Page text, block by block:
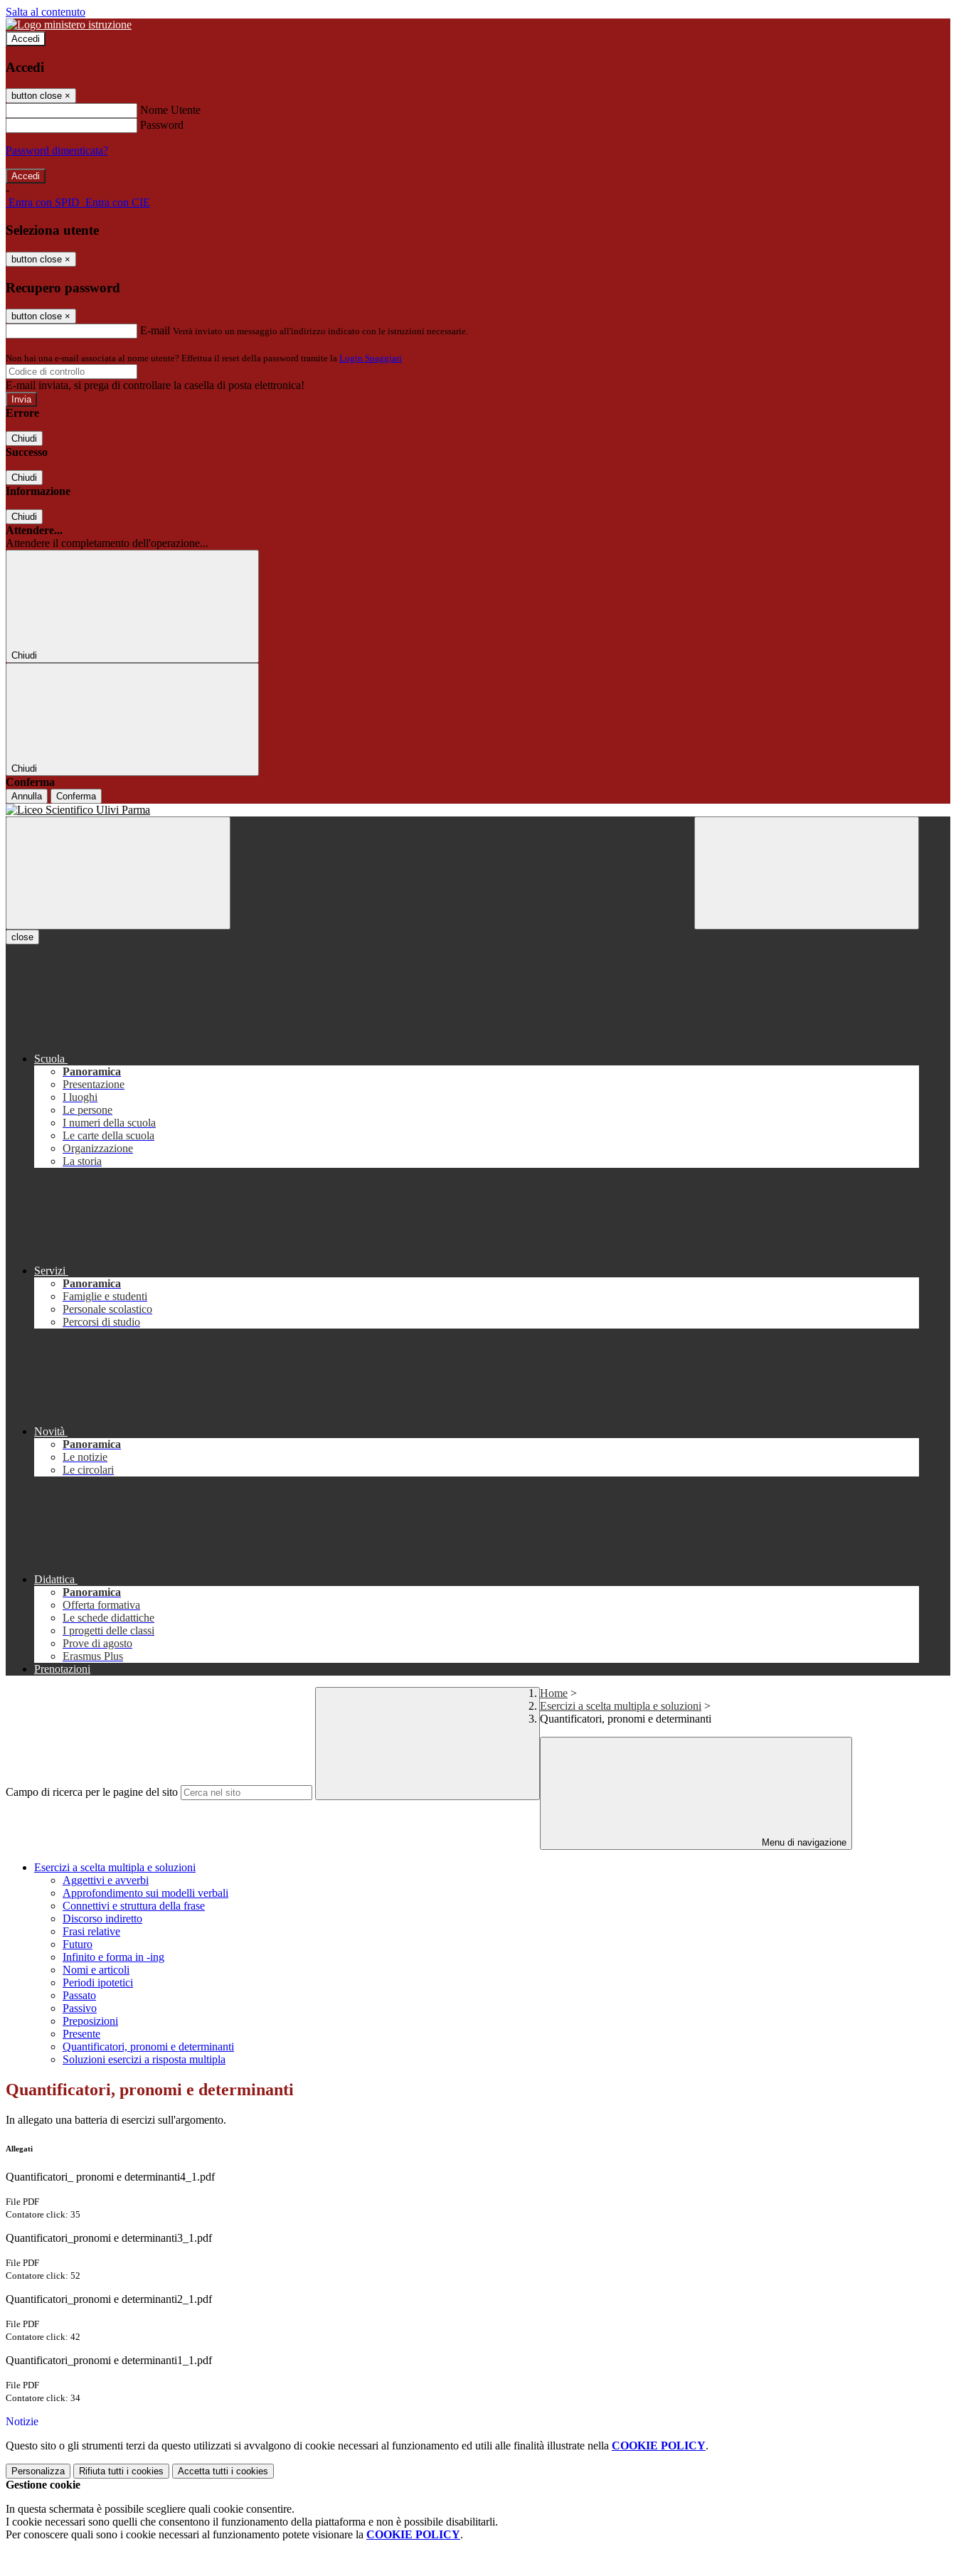
Salta al contenuto
Accedi
Accedi
button close ×
Nome Utente
Password
Password dimenticata?
-
Entra con SPID Entra con CIE
Seleziona utente
button close ×
Recupero password
button close ×
E-mail Verrà inviato un messaggio all'indirizzo indicato con le istruzioni necessarie.
Non hai una e-mail associata al nome utente? Effettua il reset della password tramite la Login Spaggiari
E-mail inviata, si prega di controllare la casella di posta elettronica!
Errore
Chiudi
Successo
Chiudi
Informazione
Chiudi
Attendere...
Attendere il completamento dell'operazione...
Chiudi
Chiudi
Conferma
Annulla Conferma
close
Scuola
Panoramica
Presentazione
I luoghi
Le persone
I numeri della scuola
Le carte della scuola
Organizzazione
La storia
Servizi
Panoramica
Famiglie e studenti
Personale scolastico
Percorsi di studio
Novità
Panoramica
Le notizie
Le circolari
Didattica
Panoramica
Offerta formativa
Le schede didattiche
I progetti delle classi
Prove di agosto
Erasmus Plus
Prenotazioni
Campo di ricerca per le pagine del sito
Home >
Esercizi a scelta multipla e soluzioni >
Quantificatori, pronomi e determinanti
Menu di navigazione
Esercizi a scelta multipla e soluzioni
Aggettivi e avverbi
Approfondimento sui modelli verbali
Connettivi e struttura della frase
Discorso indiretto
Frasi relative
Futuro
Infinito e forma in -ing
Nomi e articoli
Periodi ipotetici
Passato
Passivo
Preposizioni
Presente
Quantificatori, pronomi e determinanti
Soluzioni esercizi a risposta multipla
Quantificatori, pronomi e determinanti
In allegato una batteria di esercizi sull'argomento.
Allegati
Quantificatori_ pronomi e determinanti4_1.pdf
File PDF
Contatore click: 35
Quantificatori_pronomi e determinanti3_1.pdf
File PDF
Contatore click: 52
Quantificatori_pronomi e determinanti2_1.pdf
File PDF
Contatore click: 42
Quantificatori_pronomi e determinanti1_1.pdf
File PDF
Contatore click: 34
Notizie
Questo sito o gli strumenti terzi da questo utilizzati si avvalgono di cookie necessari al funzionamento ed utili alle finalità illustrate nella COOKIE POLICY.
Personalizza Rifiuta tutti i cookies Accetta tutti i cookies
Gestione cookie
In questa schermata è possibile scegliere quali cookie consentire.
I cookie necessari sono quelli che consentono il funzionamento della piattaforma e non è possibile disabilitarli.
Per conoscere quali sono i cookie necessari al funzionamento potete visionare la COOKIE POLICY.